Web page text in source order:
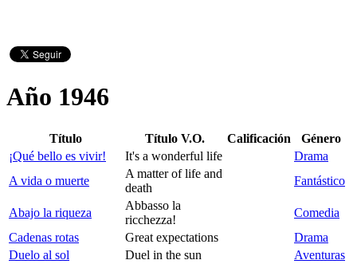
Año 1946
Título Título V.O. Calificación
Género
¡Qué bello es vivir!
It's a wonderful life
Drama
A vida o muerte
A matter of life and
death
Fantástico
Abajo la riqueza
Abbasso la
ricchezza!
Comedia
Cadenas rotas
Great expectations
Drama
Duelo al sol
Duel in the sun
Aventuras